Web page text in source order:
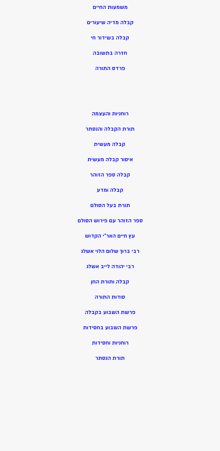
משמעות החיים
קבלה מדיה שיעורים
קבלה בשידור חי
חזרה בתשובה
פרדס התורה
רוחניות והעצמה
תורת הקבלה והנסתר
קבלה מעשית
איסור קבלה מעשית
קבלה ספר הזוהר
קבלה ומדע
תורת בעל הסולם
ספר הזוהר עם פירוש הסולם
עץ חיים האר”י הקדוש
רבי ברוך שלום הלוי אשלג
רבי יהודה לייב אשלג
קבלה ותורת החן
סודות התורה
פרשת השבוע בקבלה
פרשת השבוע בחסידות
רוחניות וחסידות
תורת הנסתר